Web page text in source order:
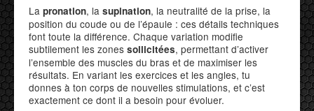
La pronation, la supination, la neutralité de la prise, la
position du coude ou de l’épaule : ces détails techniques
font toute la différence. Chaque variation modifie
subtilement les zones sollicitées, permettant d’activer
l’ensemble des muscles du bras et de maximiser les
résultats. En variant les exercices et les angles, tu
donnes à ton corps de nouvelles stimulations, et c’est
exactement ce dont il a besoin pour évoluer.